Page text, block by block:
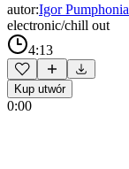
autor:Igor Pumphonia
electronic/chill out
4:13
Kup utwór
0:00